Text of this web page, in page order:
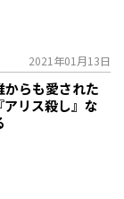
2021年01月13日
らも愛された
リス殺し』な